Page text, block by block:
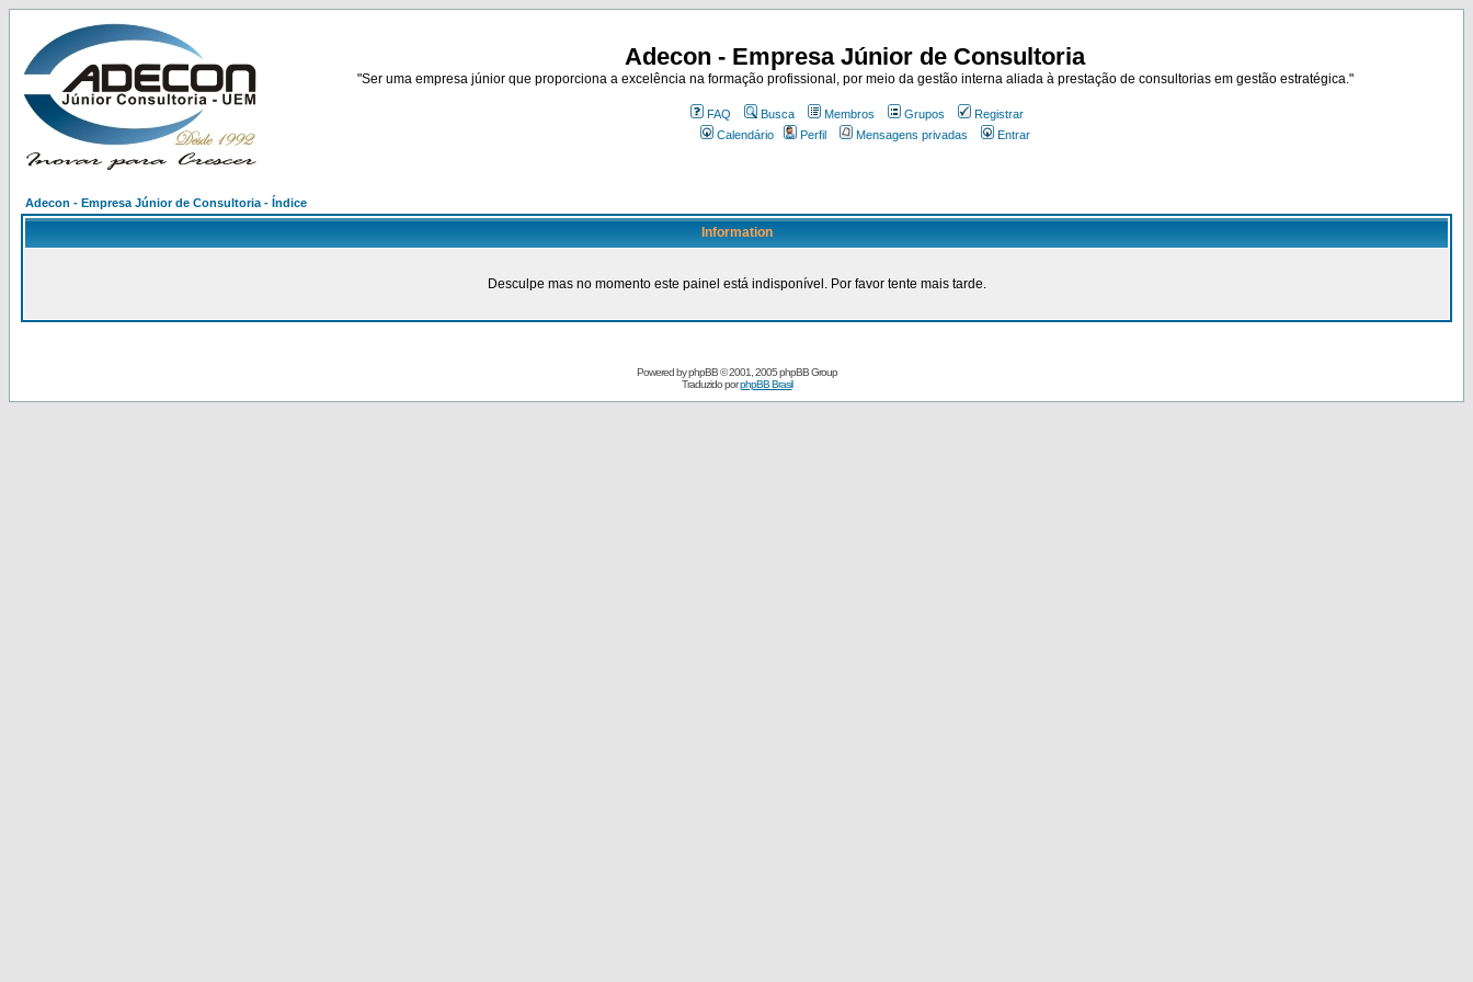
Adecon - Empresa Júnior de Consultoria
"Ser uma empresa júnior que proporciona a excelência na formação profissional, por meio da gestão interna aliada à prestação de consultorias em gestão estratégica."
FAQ Busca Membros Grupos
Registrar
Calendário
Perfil Mensagens privadas Entrar
Adecon - Empresa Júnior de Consultoria - Índice
Information
Desculpe mas no momento este painel está indisponível. Por favor tente mais tarde.
Powered byphpBB© 2001, 2005 phpBB Group
Traduzido porphpBB Brasil